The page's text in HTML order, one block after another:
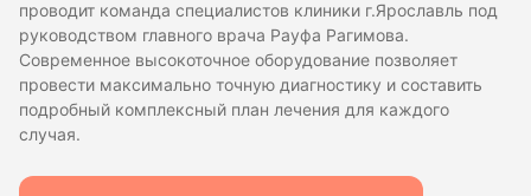
проводит команда специалистов клиники г.Ярославль под
руководством главного врача Рауфа Рагимова.
Современное высокоточное оборудование позволяет
провести максимально точную диагностику и составить
подробный комплексный план лечения для каждого
случая.